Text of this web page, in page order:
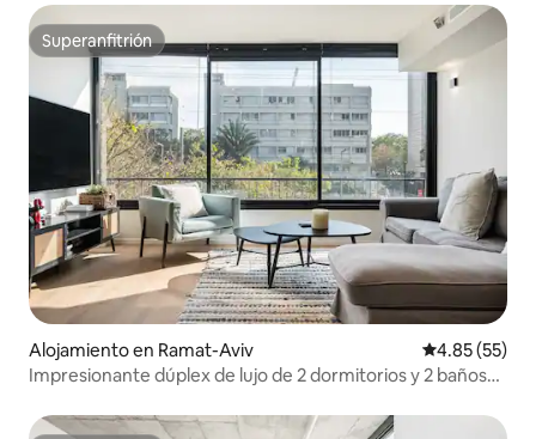
Superanfitrión
Superanfitrión
Alojamiento en Ramat-Aviv Calificación
4.85 (55)
Impresionante dúplex de lujo de 2 dormitorios y 2 baños